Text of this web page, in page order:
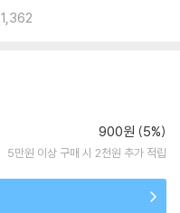
1,362
900원 (5%)
5만원 이상 구매 시 2천원 추가 적립